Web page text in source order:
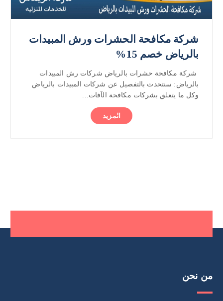
شركة مكافحة الحشرات ورش المبيدات
بالرياض خصم 15%
شركة مكافحة حشرات بالرياض شركات رش المبيدات
بالرياض: سنتحدث بالتفصيل عن شركات المبيدات بالرياض
وكل ما يتعلق بشركات مكافحة الآفات...
المزيد
من نحن